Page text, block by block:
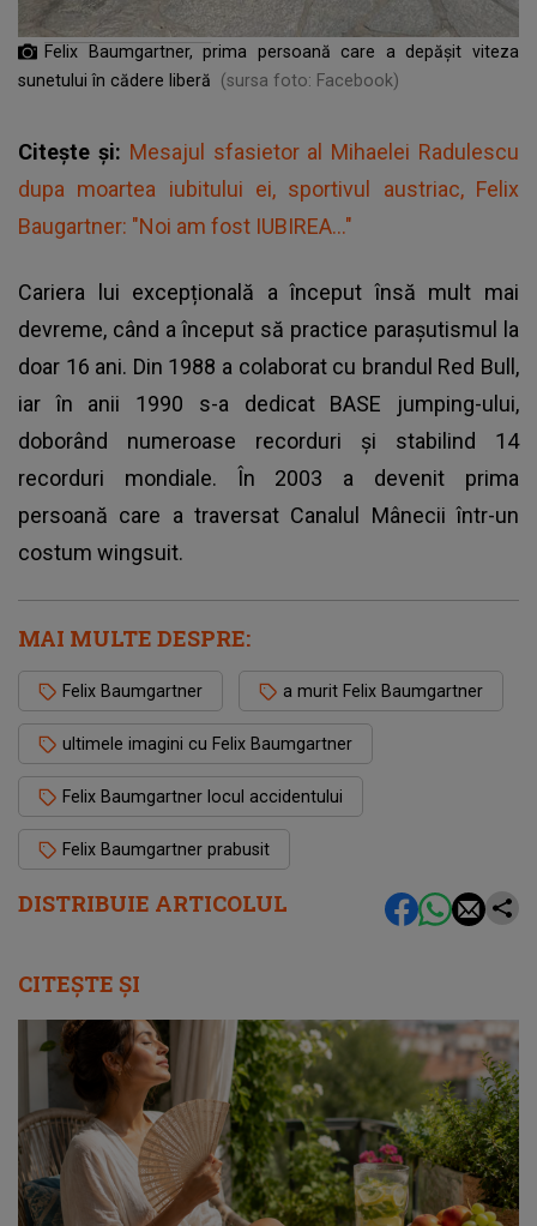
DISTRIBUIE ARTICOLUL
Felix Baumgartner, prima persoană care a depășit viteza
sunetului în cădere liberă
(sursa foto: Facebook)
Citește și: Mesajul sfasietor al Mihaelei Radulescu
dupa moartea iubitului ei, sportivul austriac, Felix
Baugartner: "Noi am fost IUBIREA..."
Cariera lui excepțională a început însă mult mai
devreme, când a început să practice parașutismul la
doar 16 ani. Din 1988 a colaborat cu brandul Red Bull,
iar în anii 1990 s-a dedicat BASE jumping-ului,
doborând numeroase recorduri și stabilind 14
recorduri mondiale. În 2003 a devenit prima
persoană care a traversat Canalul Mânecii într-un
costum wingsuit.
MAI MULTE DESPRE:
Felix Baumgartner a murit Felix Baumgartner
ultimele imagini cu Felix Baumgartner
Felix Baumgartner locul accidentului
Felix Baumgartner prabusit
CITEȘTE ȘI